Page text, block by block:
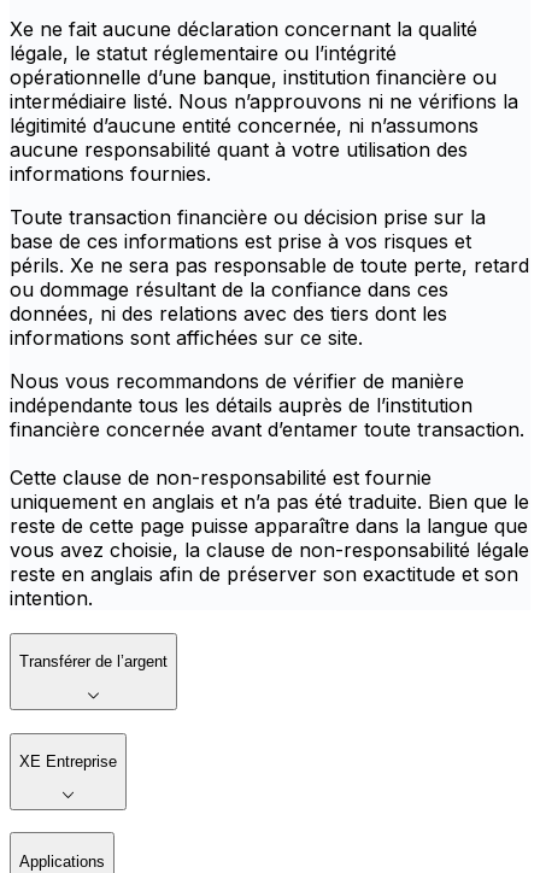
Xe ne fait aucune déclaration concernant la qualité
légale, le statut réglementaire ou l’intégrité
opérationnelle d’une banque, institution financière ou
intermédiaire listé. Nous n’approuvons ni ne vérifions la
légitimité d’aucune entité concernée, ni n’assumons
aucune responsabilité quant à votre utilisation des
informations fournies.
Toute transaction financière ou décision prise sur la
base de ces informations est prise à vos risques et
périls. Xe ne sera pas responsable de toute perte, retard
ou dommage résultant de la confiance dans ces
données, ni des relations avec des tiers dont les
informations sont affichées sur ce site.
Nous vous recommandons de vérifier de manière
indépendante tous les détails auprès de l’institution
financière concernée avant d’entamer toute transaction.
Cette clause de non-responsabilité est fournie
uniquement en anglais et n’a pas été traduite. Bien que le
reste de cette page puisse apparaître dans la langue que
vous avez choisie, la clause de non-responsabilité légale
reste en anglais afin de préserver son exactitude et son
intention.
Transférer de l’argent
XE Entreprise
Applications